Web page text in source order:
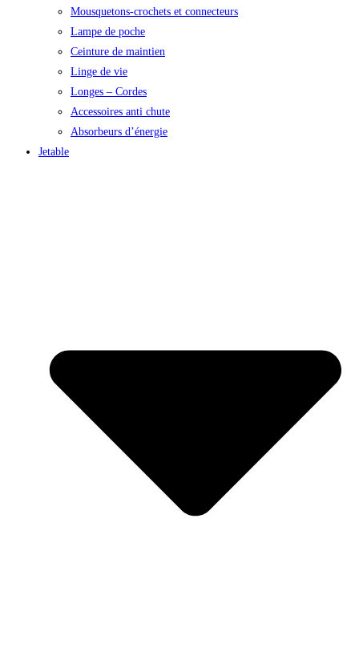
Mousquetons-crochets et connecteurs
Lampe de poche
Ceinture de maintien
Linge de vie
Longes – Cordes
Accessoires anti chute
Absorbeurs d’énergie
Jetable